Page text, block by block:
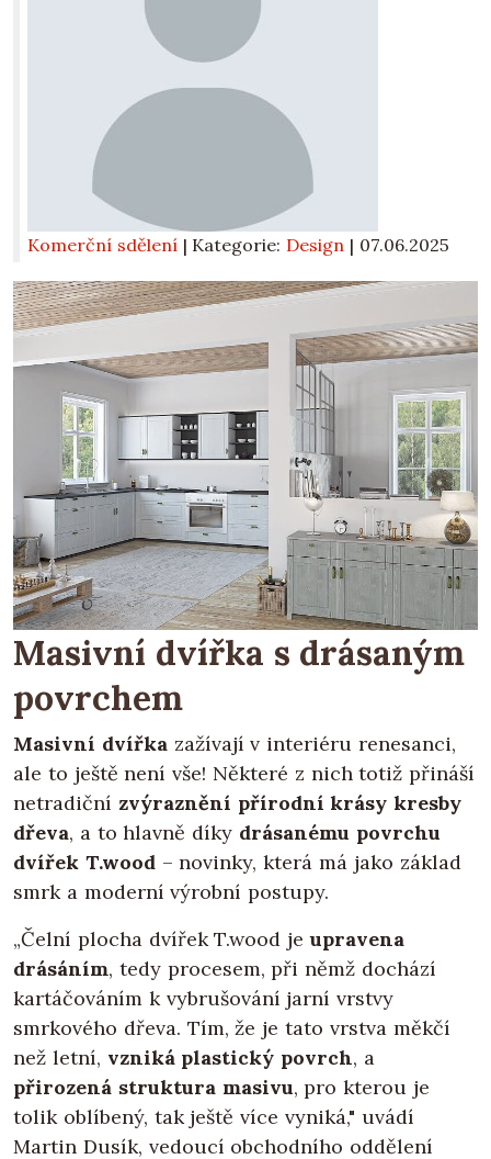
Komerční sdělení | Kategorie: Design | 07.06.2025
Masivní dvířka s drásaným
povrchem
Masivní dvířkazažívají v interiéru renesanci,
ale to ještě není vše! Některé z nich totiž přináší
netradiční zvýraznění přírodní krásy kresby
dřeva, a to hlavně díky drásanému povrchu
dvířek T.wood– novinky, která má jako základ
smrk a moderní výrobní postupy.
„Čelní plocha dvířek T.wood jeupravena
drásáním, tedy procesem, při němž dochází
kartáčováním k vybrušování jarní vrstvy
smrkového dřeva. Tím, že je tato vrstva měkčí
než letní, vzniká plastický povrch, a
přirozená struktura masivu, pro kterou je
tolik oblíbený, tak ještě více vyniká," uvádí
Martin Dusík, vedoucí obchodního oddělení